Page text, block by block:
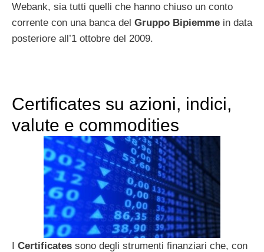
Webank, sia tutti quelli che hanno chiuso un conto
corrente con una banca del Gruppo Bipiemme in data
posteriore all’1 ottobre del 2009.
Certificates su azioni, indici,
valute e commodities
I Certificates sono degli strumenti finanziari che, con